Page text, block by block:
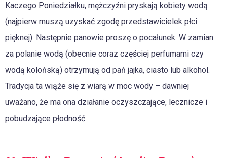
Kaczego Poniedziałku, mężczyźni pryskają kobiety wodą
(najpierw muszą uzyskać zgodę przedstawicielek płci
pięknej). Następnie panowie proszę o pocałunek. W zamian
za polanie wodą (obecnie coraz częściej perfumami czy
wodą kolońską) otrzymują od pań jajka, ciasto lub alkohol.
Tradycja ta wiąże się z wiarą w moc wody – dawniej
uważano, że ma ona działanie oczyszczające, lecznicze i
pobudzające płodność.